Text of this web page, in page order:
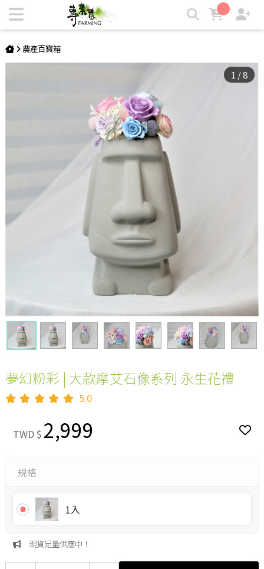
夢幻粉彩 | 大款摩艾石像系列 永生花禮 | 專業農
農產百寶箱
1 /8
夢幻粉彩 | 大款摩艾石像系列 永生花禮
5.0
TWD $ 2,999
規格
1入
現貨足量供應中！